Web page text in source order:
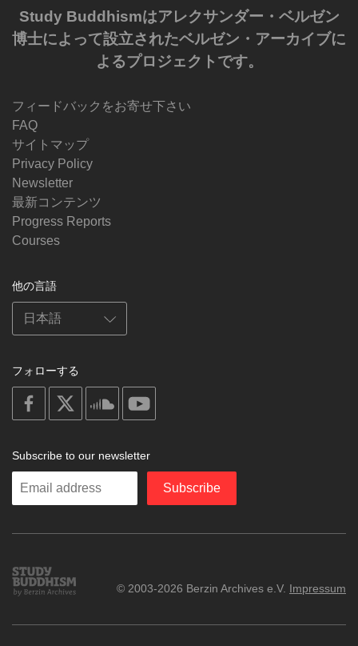
Study Buddhismはアレクサンダー・ベルゼン
博士によって設立されたベルゼン・アーカイブに
よるプロジェクトです。
フィードバックをお寄せ下さい
FAQ
サイトマップ
Privacy Policy
Newsletter
最新コンテンツ
Progress Reports
Courses
他の言語
フォローする
on
facebook
soundcloud
Subscribe to our newsletter
Enter
Subscribe
Study
Buddhism
© 2003-2026 Berzin Archives e.V. Impressum